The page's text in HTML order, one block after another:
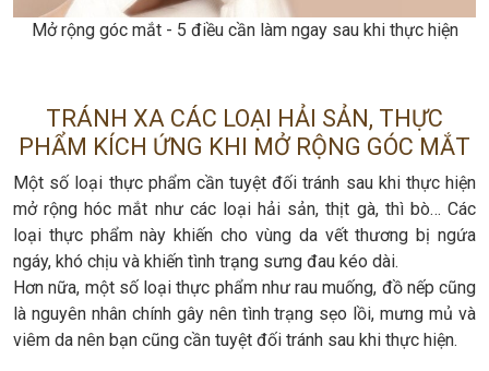
Mở rộng góc mắt - 5 điều cần làm ngay sau khi thực hiện
TRÁNH XA CÁC LOẠI HẢI SẢN, THỰC
PHẨM KÍCH ỨNG KHI MỞ RỘNG GÓC MẮT
Một số loại thực phẩm cần tuyệt đối tránh sau khi thực hiện
mở rộng hóc mắt như các loại hải sản, thịt gà, thì bò… Các
loại thực phẩm này khiến cho vùng da vết thương bị ngứa
ngáy, khó chịu và khiến tình trạng sưng đau kéo dài.
Hơn nữa, một số loại thực phẩm như rau muống, đồ nếp cũng
là nguyên nhân chính gây nên tình trạng sẹo lồi, mưng mủ và
viêm da nên bạn cũng cần tuyệt đối tránh sau khi thực hiện.